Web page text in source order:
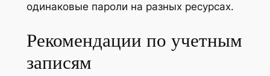
одинаковые пароли на разных ресурсах.
Рекомендации по учетным
записям